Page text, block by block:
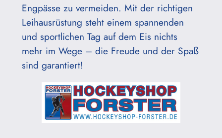
Engpässe zu vermeiden. Mit der richtigen
Leihausrüstung steht einem spannenden
und sportlichen Tag auf dem Eis nichts
mehr im Wege – die Freude und der Spaß
sind garantiert!